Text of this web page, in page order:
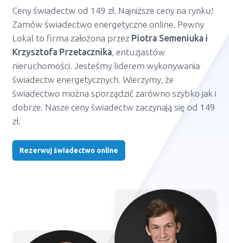
Ceny świadectw od 149 zł. Najniższe ceny na rynku!
Zamów świadectwo energetyczne online. Pewny
Lokal to firma założona przez Piotra Semeniuka i
Krzysztofa Przetacznika, entuzjastów
nieruchomości. Jesteśmy liderem wykonywania
świadectw energetycznych. Wierzymy, że
świadectwo można sporządzić zarówno szybko jak i
dobrze. Nasze ceny świadectw zaczynają się od 149
zł.
Rezerwuj świadectwo online